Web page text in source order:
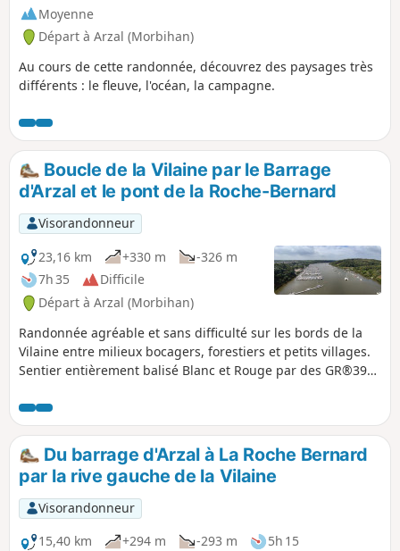
Moyenne
Départ à Arzal (Morbihan)
Au cours de cette randonnée, découvrez des paysages très
différents : le fleuve, l'océan, la campagne.
Boucle de la Vilaine par le Barrage
d'Arzal et le pont de la Roche-Bernard
Visorandonneur
23,16 km
+330 m
-326 m
7h 35
Difficile
Départ à Arzal (Morbihan)
Randonnée agréable et sans difficulté sur les bords de la
Vilaine entre milieux bocagers, forestiers et petits villages.
Sentier entièrement balisé Blanc et Rouge par des GR®39
Du barrage d'Arzal à La Roche Bernard
par la rive gauche de la Vilaine
Visorandonneur
15,40 km
+294 m -293 m
5h 15